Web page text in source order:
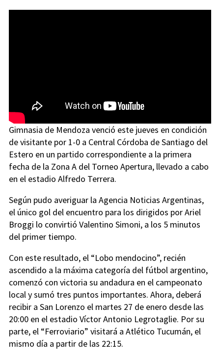
Gimnasia de Mendoza venció este jueves en condición
de visitante por 1-0 a Central Córdoba de Santiago del
Estero en un partido correspondiente a la primera
fecha de la Zona A del Torneo Apertura, llevado a cabo
en el estadio Alfredo Terrera.
Según pudo averiguar la Agencia Noticias Argentinas,
el único gol del encuentro para los dirigidos por Ariel
Broggi lo convirtió Valentino Simoni, a los 5 minutos
del primer tiempo.
Con este resultado, el “Lobo mendocino”, recién
ascendido a la máxima categoría del fútbol argentino,
comenzó con victoria su andadura en el campeonato
local y sumó tres puntos importantes. Ahora, deberá
recibir a San Lorenzo el martes 27 de enero desde las
20:00 en el estadio Víctor Antonio Legrotaglie. Por su
parte, el “Ferroviario” visitará a Atlético Tucumán, el
mismo día a partir de las 22:15.